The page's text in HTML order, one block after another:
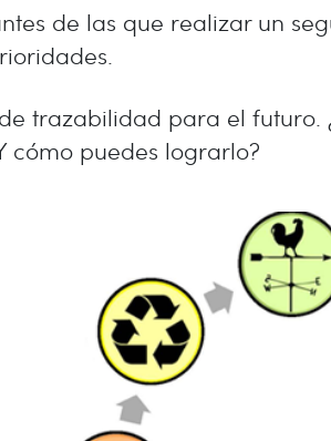
de las que realizar un
trazabilidad para el futuro.
cómo puedes lograrlo?